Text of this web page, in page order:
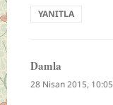
YANITLA
Damla
ki:
28 Nisan 2015, 10:05